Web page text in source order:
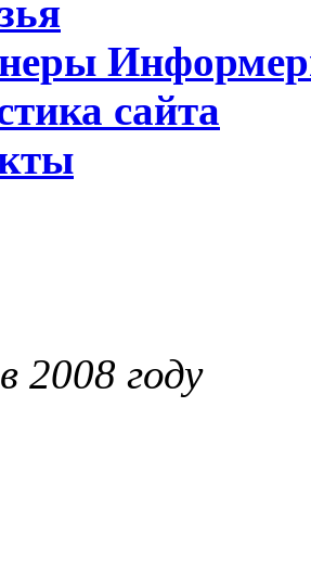
сайта
2008 году